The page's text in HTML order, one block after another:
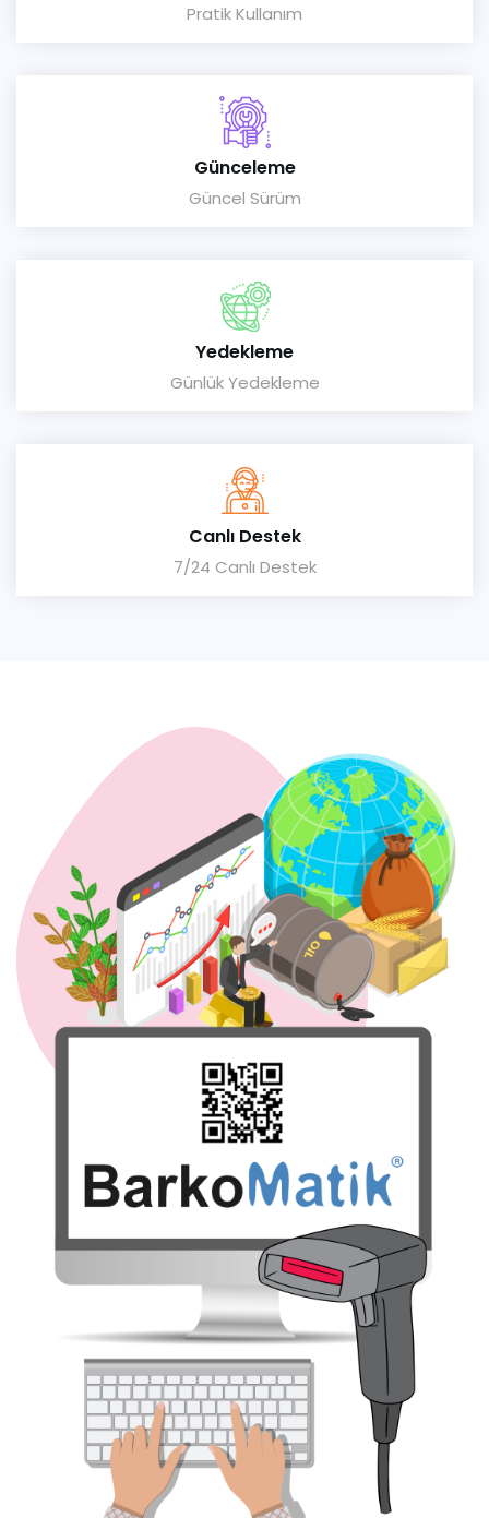
Pratik Kullanım
Günceleme
Güncel Sürüm
Yedekleme
Günlük Yedekleme
Canlı Destek
7/24 Canlı Destek